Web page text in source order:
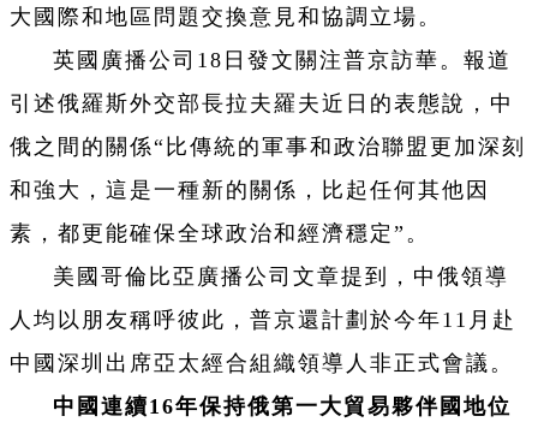
大國際和地區問題交換意見和協調立場。
英國廣播公司18日發文關注普京訪華。報道
引述俄羅斯外交部長拉夫羅夫近日的表態說，中
俄之間的關係“比傳統的軍事和政治聯盟更加深刻
和強大，這是一種新的關係，比起任何其他因
素，都更能確保全球政治和經濟穩定”。
美國哥倫比亞廣播公司文章提到，中俄領導
人均以朋友稱呼彼此，普京還計劃於今年11月赴
中國深圳出席亞太經合組織領導人非正式會議。
中國連續16年保持俄第一大貿易夥伴國地位